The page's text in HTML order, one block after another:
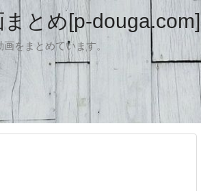
とめ[p-douga.com]
をまとめています。